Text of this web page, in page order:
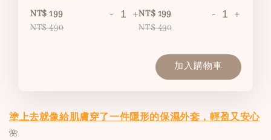
NT$ 199
NT$ 490
- +NT$ 199
NT$ 490
- +
加入購物車
塗上去就像給肌膚穿了一件隱形的保濕外套，輕盈又安心
🌺